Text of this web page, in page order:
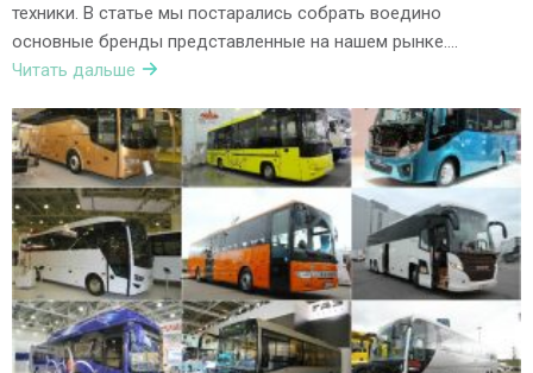
техники. В статье мы постарались собрать воедино
основные бренды представленные на нашем рынке….
Читать дальше